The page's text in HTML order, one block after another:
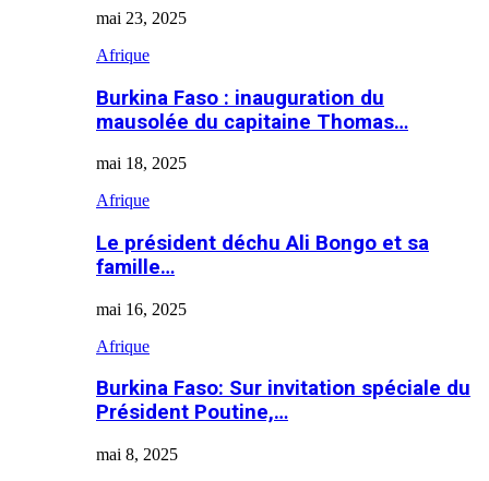
mai 23, 2025
Afrique
Burkina Faso : inauguration du
mausolée du capitaine Thomas…
mai 18, 2025
Afrique
Le président déchu Ali Bongo et sa
famille…
mai 16, 2025
Afrique
Burkina Faso: Sur invitation spéciale du
Président Poutine,…
mai 8, 2025